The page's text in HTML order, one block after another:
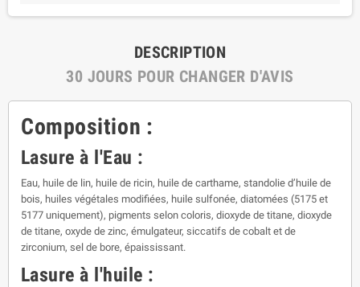
DESCRIPTION
30 JOURS POUR CHANGER D'AVIS
Composition :
Lasure à l'Eau :
Eau, huile de lin, huile de ricin, huile de carthame, standolie d’huile de
bois, huiles végétales modifiées, huile sulfonée, diatomées (5175 et
5177 uniquement), pigments selon coloris, dioxyde de titane, dioxyde
de titane, oxyde de zinc, émulgateur, siccatifs de cobalt et de
zirconium, sel de bore, épaississant.
Lasure à l'huile :